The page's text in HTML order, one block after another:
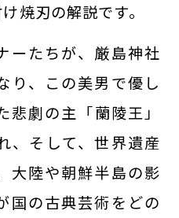
焼刃の解説です。
ーたちが、厳島神社
り、この美男で優し
悲劇の主「蘭陵王」
、そして、世界遺産
大陸や朝鮮半島の影
国の古典芸術をどの